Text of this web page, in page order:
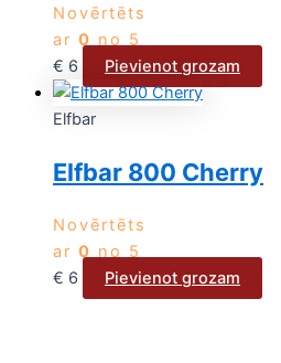
Novērtēts
ar 0 no 5
€ 6 Pievienot grozam
Elfbar
Elfbar 800 Cherry
Novērtēts
ar 0 no 5
€ 6 Pievienot grozam